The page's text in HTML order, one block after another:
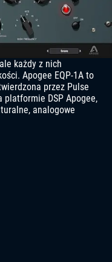
każdy z nich
Apogee EQP-1A to
przez Pulse
platformie DSP Apogee,
analogowe